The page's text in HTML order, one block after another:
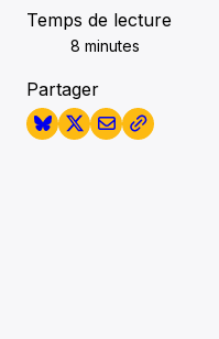
Temps de lecture
8 minutes
Partager